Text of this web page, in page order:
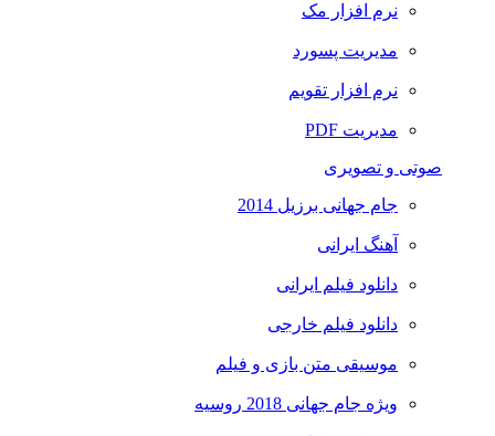
نرم افزار مک
مدیریت پسورد
نرم افزار تقویم
مدیریت PDF
صوتی و تصویری
جام جهانی برزیل 2014
آهنگ ایرانی
دانلود فیلم ایرانی
دانلود فیلم خارجی
موسیقی متن بازی و فیلم
ویژه جام جهانی 2018 روسیه